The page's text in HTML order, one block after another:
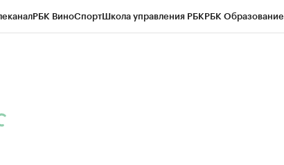
РБК ВиноСпортШкола управления РБКРБК Образование